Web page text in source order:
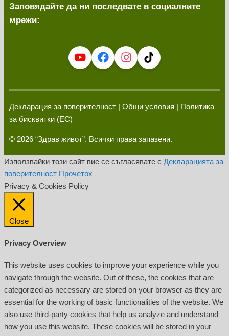
Заповядайте да ни последвате в социалните
мрежи:
Декларация за поверителност | Общи условия | Политика
за бисквитки (ЕС)
© 2026 “Здрав живот”. Всички права запазени.
Използвайки този сайт вие се съгласявате с Декларацията за
поверителност Прочетох
Privacy & Cookies Policy
Close
Privacy Overview
This website uses cookies to improve your experience while you
navigate through the website. Out of these, the cookies that are
categorized as necessary are stored on your browser as they are
essential for the working of basic functionalities of the website. We
also use third-party cookies that help us analyze and understand
how you use this website. These cookies will be stored in your